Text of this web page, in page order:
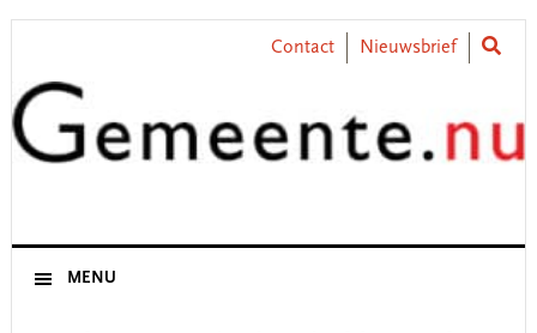
Skip
primary
navigation
Skip
content
Skip
primary
sidebar
Skip
footer
Contact Nieuwsbrief
MENU